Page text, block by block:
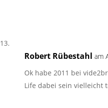
Robert Rübestahl am
Ok habe 2011 bei
Life dabei sein vielleicht